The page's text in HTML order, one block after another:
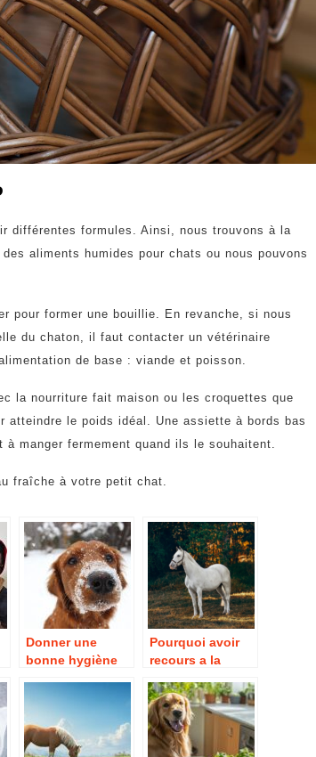
différentes formules. Ainsi, nous trouvons à la
aliments humides pour chats ou nous pouvons
pour former une bouillie. En revanche, si nous
du chaton, il faut contacter un vétérinaire
de base : viande et poisson.
la nourriture fait maison ou les croquettes que
le poids idéal. Une assiette à bords bas
manger fermement quand ils le souhaitent.
fraîche à votre petit chat.
Donner une
bonne hygiène
animal de
compagnie.
Pourquoi avoir
recours a la
alimentaire et a la
gemmotherapie
pour les chevaux
?